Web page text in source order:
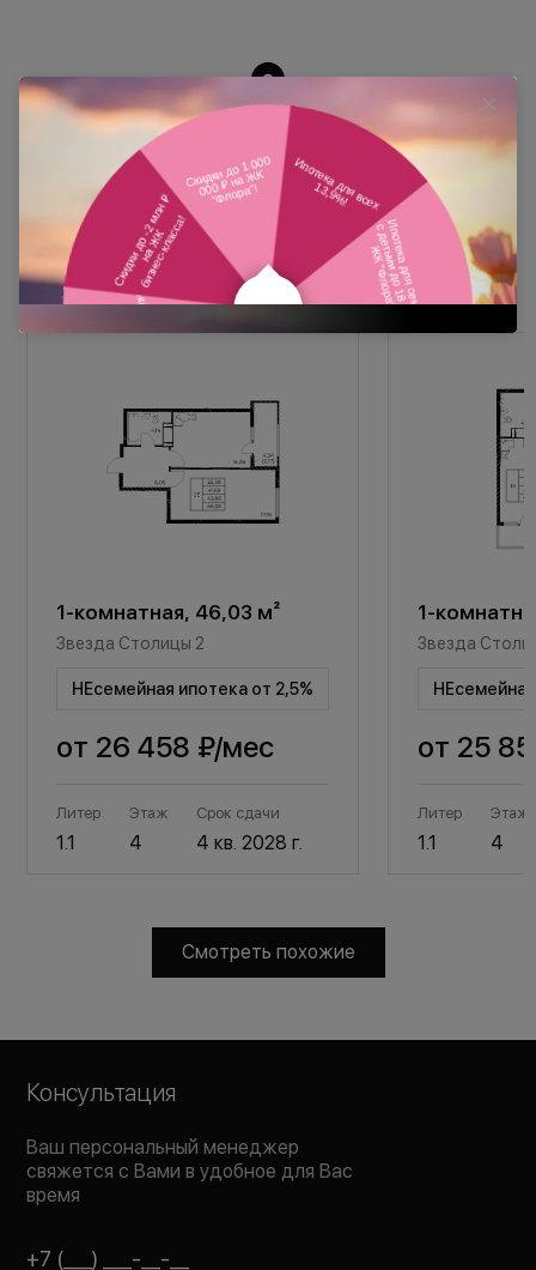
Похожие планировки
1-комнатная, 46,03 м²
Звезда Столицы 2
НЕсемейная ипотека от 2,5%
от 26 458 ₽/мес
Литер
1.1
Этаж
4
Срок сдачи
4 кв. 2028 г.
1-
Звезда
от 25
Литер
1.1
Этаж
4
Смотреть похожие
Консультация
Ваш персональный менеджер
свяжется с Вами в удобное для Вас
время